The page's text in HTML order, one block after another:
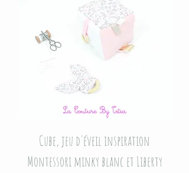
Cube, jeu d'éveil inspiration
Montessori minky blanc et Liberty